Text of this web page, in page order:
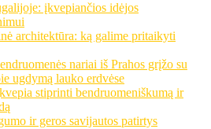
įkvepiančios idėjos
architektūra: ką galime pritaikyti
nariai iš Prahos grįžo su
ugdymą lauko erdvėse
stiprinti bendruomeniškumą ir
ir geros savijautos patirtys